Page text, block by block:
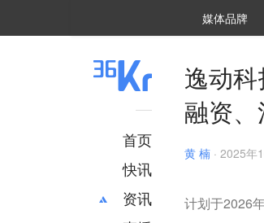
媒体品牌
首页
快讯
资讯
逸动
融资
黄 楠 · 2025年
计划于2026